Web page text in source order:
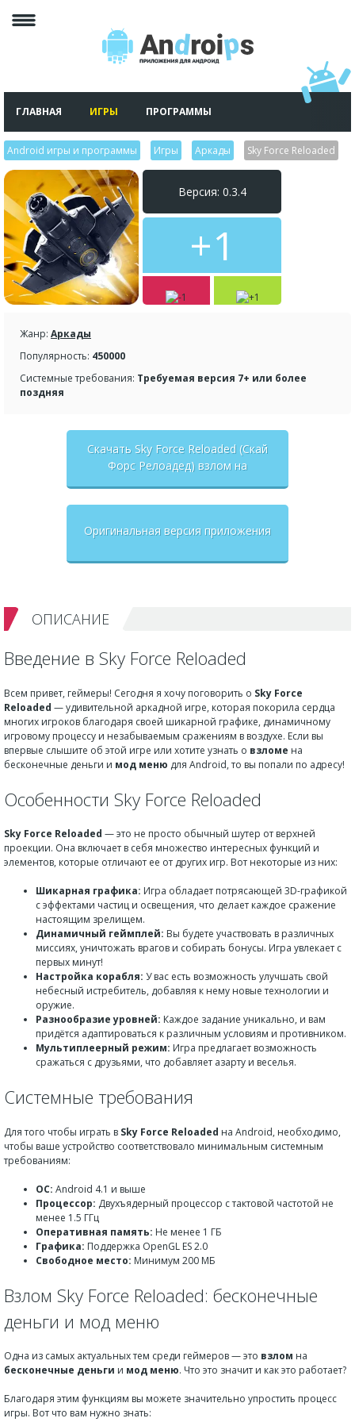
ГЛАВНАЯ ИГРЫ ПРОГРАММЫ
Android игры и программы Игры Аркады Sky Force Reloaded
Версия: 0.3.4
+1
Жанр: Аркады
Популярность: 450000
Системные требования: Требуемая версия 7+ или более
поздняя
Скачать Sky Force Reloaded (Скай
Форс Релоадед) взлом на
Оригинальная версия приложения
ОПИСАНИЕ
Введение в Sky Force Reloaded
Всем привет, геймеры! Сегодня я хочу поговорить о Sky Force
Reloaded — удивительной аркадной игре, которая покорила сердца
многих игроков благодаря своей шикарной графике, динамичному
игровому процессу и незабываемым сражениям в воздухе. Если вы
впервые слышите об этой игре или хотите узнать о взломе на
бесконечные деньги и мод меню для Android, то вы попали по адресу!
Особенности Sky Force Reloaded
Sky Force Reloaded — это не просто обычный шутер от верхней
проекции. Она включает в себя множество интересных функций и
элементов, которые отличают ее от других игр. Вот некоторые из них:
Шикарная графика: Игра обладает потрясающей 3D-графикой
с эффектами частиц и освещения, что делает каждое сражение
настоящим зрелищем.
Динамичный геймплей: Вы будете участвовать в различных
миссиях, уничтожать врагов и собирать бонусы. Игра увлекает с
первых минут!
Настройка корабля: У вас есть возможность улучшать свой
небесный истребитель, добавляя к нему новые технологии и
оружие.
Разнообразие уровней: Каждое задание уникально, и вам
придётся адаптироваться к различным условиям и противником.
Мультиплеерный режим: Игра предлагает возможность
сражаться с друзьями, что добавляет азарту и веселья.
Системные требования
Для того чтобы играть в Sky Force Reloaded на Android, необходимо,
чтобы ваше устройство соответствовало минимальным системным
требованиям:
ОС: Android 4.1 и выше
Процессор: Двухъядерный процессор с тактовой частотой не
менее 1.5 ГГц
Оперативная память: Не менее 1 ГБ
Графика: Поддержка OpenGL ES 2.0
Свободное место: Минимум 200 МБ
Взлом Sky Force Reloaded: бесконечные
деньги и мод меню
Одна из самых актуальных тем среди геймеров — это взлом на
бесконечные деньги и мод меню. Что это значит и как это работает?
Благодаря этим функциям вы можете значительно упростить процесс
игры. Вот что вам нужно знать: